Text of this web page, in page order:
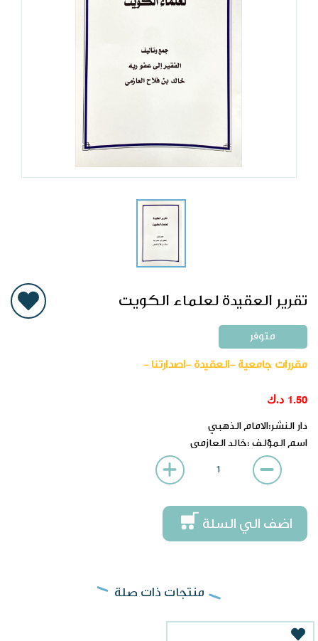
تقرير العقيدة لعلماء الكويت
متوفر
مقررات جامعية -العقيدة -اصدارتنا -
1.50 د.ك
دار النشر:الامام الذهبي
اسم المؤلف :خالد العازمى
اضف الي السلة
منتجات ذات صلة